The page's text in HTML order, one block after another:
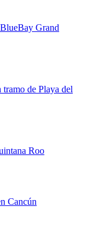
Grand
tramo de Playa del
Roo
Cancún